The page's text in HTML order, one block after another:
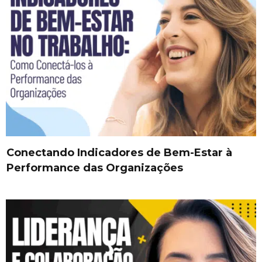
Conectando Indicadores de Bem-Estar à
Performance das Organizações